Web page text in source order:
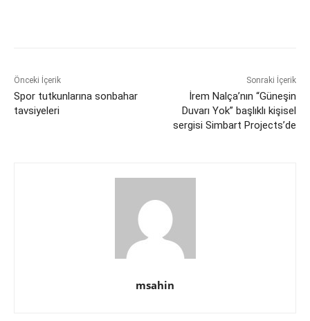
Önceki İçerik
Spor tutkunlarına sonbahar
tavsiyeleri
Sonraki İçerik
İrem Nalça’nın “Güneşin
Duvarı Yok” başlıklı kişisel
sergisi Simbart Projects’de
msahin